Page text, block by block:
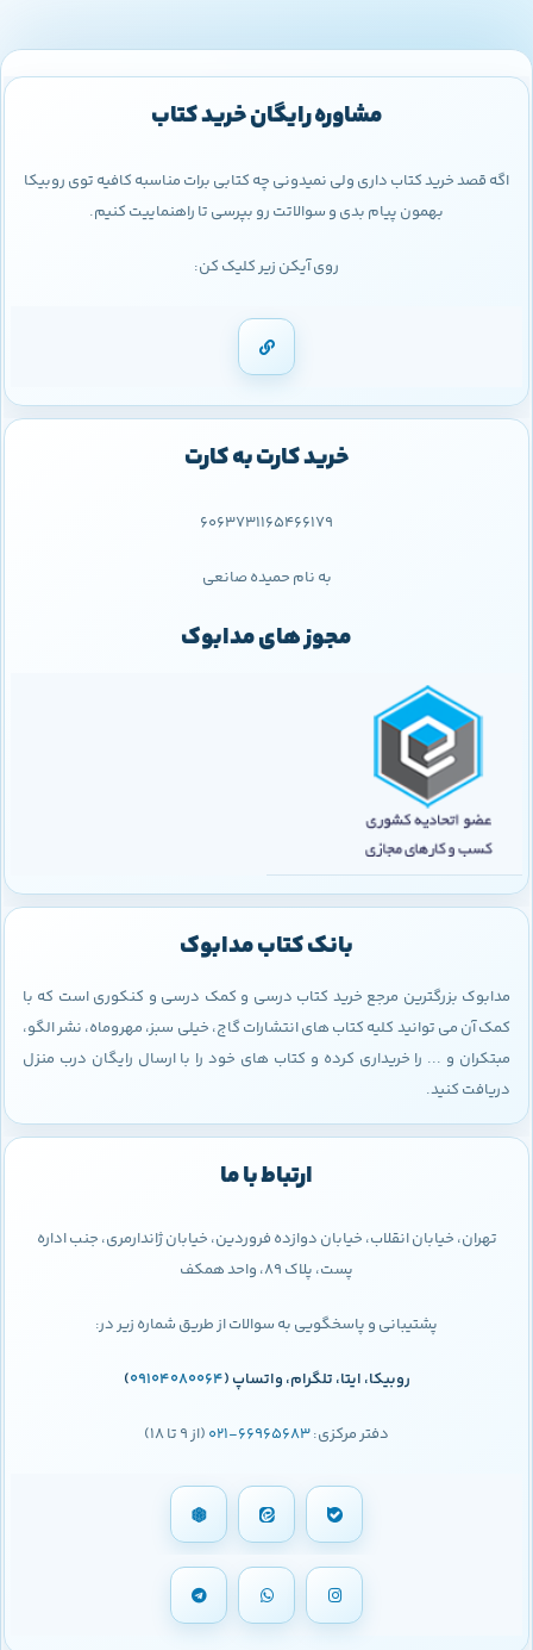
مشاوره رایگان خرید کتاب
اگه قصد خرید کتاب داری ولی نمیدونی چه کتابی برات مناسبه کافیه توی روبیکا
بهمون پیام بدی و سوالاتت رو بپرسی تا راهنماییت کنیم.
روی آیکن زیر کلیک کن:
خرید کارت به کارت
6063731165466179
به نام حمیده صانعی
مجوز های مدابوک
بانک کتاب مدابوک
مدابوک بزرگترین مرجع خرید کتاب درسی و کمک درسی و کنکوری است که با
کمک آن می توانید کلیه کتاب های انتشارات گاج، خیلی سبز، مهروماه، نشر الگو،
مبتکران و ... را خریداری کرده و کتاب های خود را با ارسال رایگان درب منزل
دریافت کنید.
ارتباط با ما
تهران، خیابان انقلاب، خیابان دوازده فروردین، خیابان ژاندارمری، جنب اداره
پست، پلاک 89، واحد همکف
پشتیبانی و پاسخگویی به سوالات از طریق شماره زیر در:
روبیکا، ایتا، تلگرام، واتساپ (09104080064
)
دفتر مرکزی:66965683-021 (از 9 تا 18)